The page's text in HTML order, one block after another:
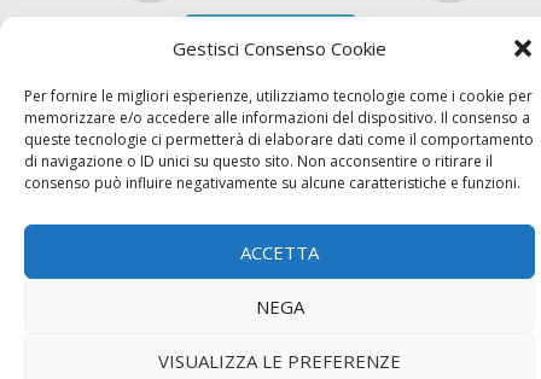
Gestisci Consenso Cookie
Per fornire le migliori esperienze, utilizziamo tecnologie come i cookie per
memorizzare e/o accedere alle informazioni del dispositivo. Il consenso a
queste tecnologie ci permetterà di elaborare dati come il comportamento
di navigazione o ID unici su questo sito. Non acconsentire o ritirare il
consenso può influire negativamente su alcune caratteristiche e funzioni.
ACCETTA
NEGA
VISUALIZZA LE PREFERENZE
Chi siamo
Contatti
Chi siamo Contatti Privacy Policy